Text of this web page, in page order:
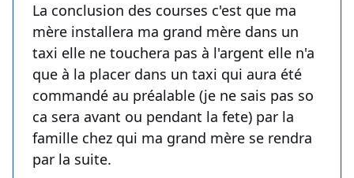
La conclusion des courses c'est que ma
mère installera ma grand mère dans un
taxi elle ne touchera pas à l'argent elle n'a
que à la placer dans un taxi qui aura été
commandé au préalable (je ne sais pas so
ca sera avant ou pendant la fete) par la
famille chez qui ma grand mère se rendra
par la suite.